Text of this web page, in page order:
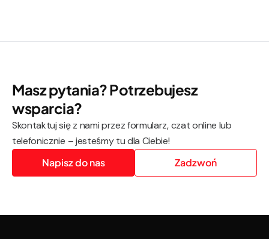
Masz pytania? Potrzebujesz
wsparcia?
Skontaktuj się z nami przez formularz, czat online lub
telefonicznie – jesteśmy tu dla Ciebie!
Napisz do nas
Zadzwoń